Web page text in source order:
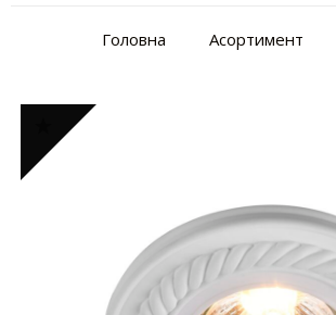
Головна Асортимент